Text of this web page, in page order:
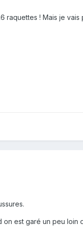
raquettes ! Mais je
on est garé un peu loin